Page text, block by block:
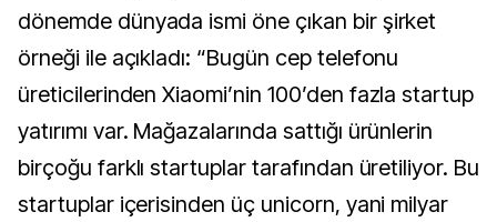
dönemde dünyada ismi öne çıkan bir şirket
örneği ile açıkladı: “Bugün cep telefonu
üreticilerinden Xiaomi’nin 100’den fazla startup
yatırımı var. Mağazalarında sattığı ürünlerin
birçoğu farklı startuplar tarafından üretiliyor. Bu
startuplar içerisinden üç unicorn, yani milyar